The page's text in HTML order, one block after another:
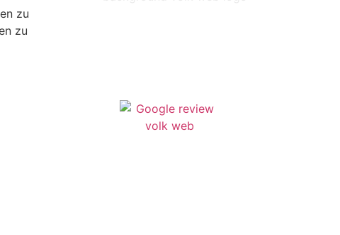
zu
zu